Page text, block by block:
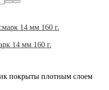
14 мм 160 г.
покрыты плотным слоем